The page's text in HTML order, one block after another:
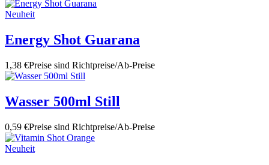
Neuheit
Energy Shot Guarana
1,38 €Preise sind Richtpreise/Ab-Preise
Wasser 500ml Still
0,59 €Preise sind Richtpreise/Ab-Preise
Neuheit